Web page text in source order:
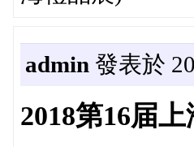
admin 發表於
2018第16届